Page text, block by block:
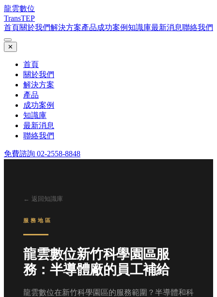
龍雲數位
TransTEP
首頁關於我們解決方案產品成功案例知識庫最新消息聯絡我們
✕
首頁
關於我們
解決方案
產品
成功案例
知識庫
最新消息
聯絡我們
免費諮詢 02-2558-8848
← 返回知識庫
服務地區
龍雲數位新竹科學園區服
務：半導體廠的員工補給
龍雲數位在新竹科學園區的服務範圍？半導體和科